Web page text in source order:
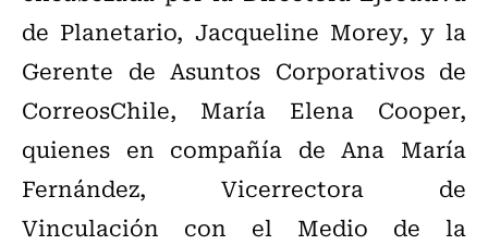
de Planetario, Jacqueline Morey, y la
Gerente de Asuntos Corporativos de
CorreosChile, María Elena Cooper,
quienes en compañía de Ana María
Fernández, Vicerrectora de
Vinculación con el Medio de la